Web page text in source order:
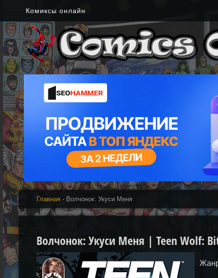
Комиксы онлайн
Главная - Волчонок: Укуси Меня
Волчонок: Укуси Меня | Teen Wolf: